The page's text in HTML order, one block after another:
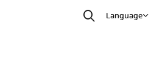
Language